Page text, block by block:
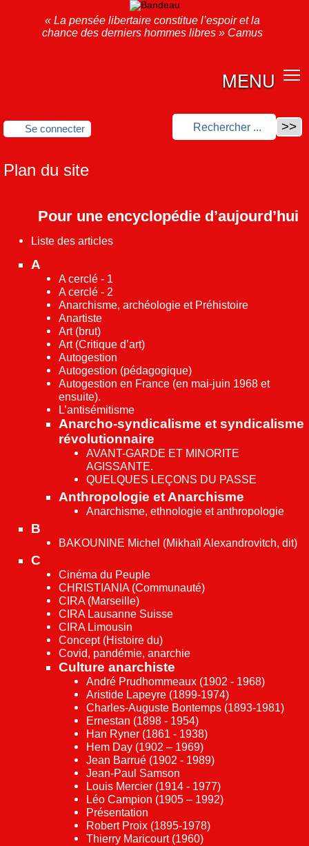
« La pensée libertaire constitue l’espoir et la
chance des derniers hommes libres » Camus
MENU
Se connecter
Plan du site
Pour une encyclopédie d’aujourd’hui
Liste des articles
A
A cerclé - 1
A cerclé - 2
Anarchisme, archéologie et Préhistoire
Anartiste
Art (brut)
Art (Critique d’art)
Autogestion
Autogestion (pédagogique)
Autogestion en France (en mai-juin 1968 et
ensuite).
L’antisémitisme
Anarcho-syndicalisme et syndicalisme
révolutionnaire
AVANT-GARDE ET MINORITE
AGISSANTE.
QUELQUES LEÇONS DU PASSE
Anthropologie et Anarchisme
Anarchisme, ethnologie et anthropologie
B
BAKOUNINE Michel (Mikhaïl Alexandrovitch, dit)
C
Cinéma du Peuple
CHRISTIANIA (Communauté)
CIRA (Marseille)
CIRA Lausanne Suisse
CIRA Limousin
Concept (Histoire du)
Covid, pandémie, anarchie
Culture anarchiste
André Prudhommeaux (1902 - 1968)
Aristide Lapeyre (1899-1974)
Charles-Auguste Bontemps (1893-1981)
Ernestan (1898 - 1954)
Han Ryner (1861 - 1938)
Hem Day (1902 – 1969)
Jean Barrué (1902 - 1989)
Jean-Paul Samson
Louis Mercier (1914 - 1977)
Léo Campion (1905 – 1992)
Présentation
Robert Proix (1895-1978)
Thierry Maricourt (1960)